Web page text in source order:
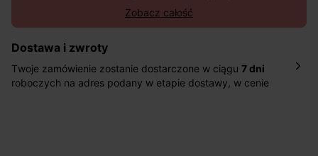
Zobacz całość
Dostawa i zwroty
Twoje zamówienie zostanie dostarczone w ciągu 7 dni
roboczych na adres podany w etapie dostawy, w cenie